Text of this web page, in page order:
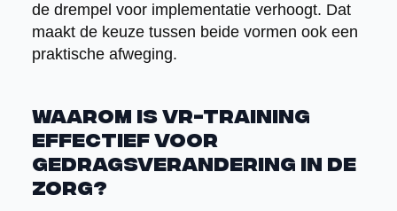
de drempel voor implementatie verhoogt. Dat
maakt de keuze tussen beide vormen ook een
praktische afweging.
Waarom is VR-training
effectief voor
gedragsverandering in de
zorg?